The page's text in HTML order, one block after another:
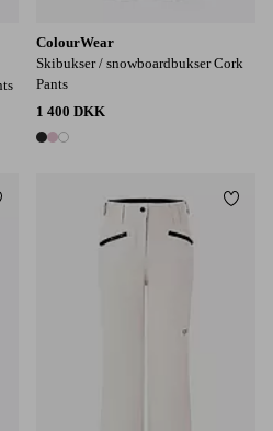
ColourWear
Skibukser / snowboardbukser Cork
Pants
1 400 DKK
3 farver
til favoritter